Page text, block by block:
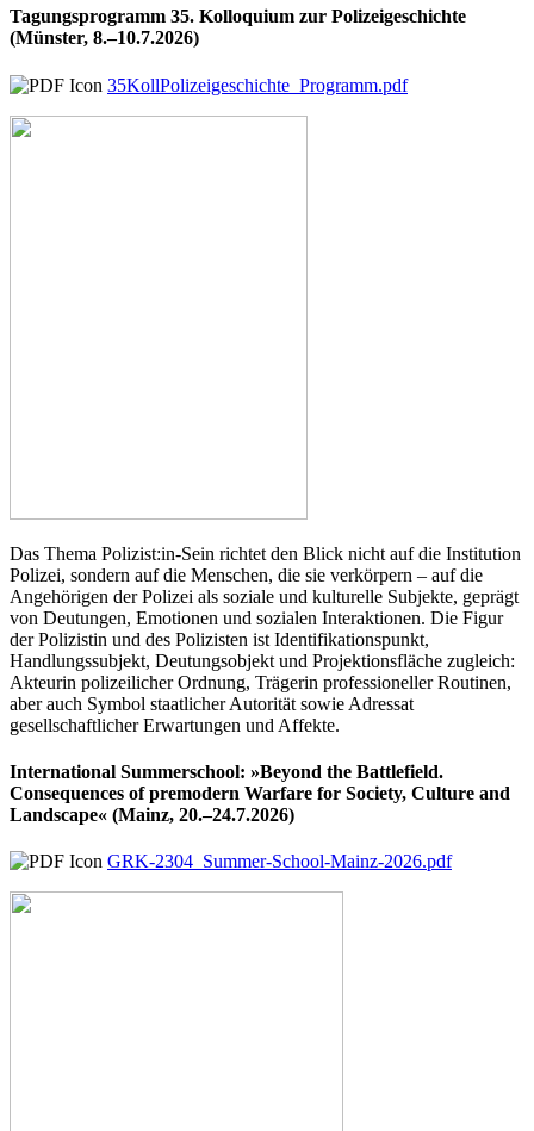
Tagungsprogramm 35. Kolloquium zur Polizeigeschichte
(Münster, 8.–10.7.2026)
35KollPolizeigeschichte_Programm.pdf
Das Thema Polizist:in-Sein richtet den Blick nicht auf die Institution
Polizei, sondern auf die Menschen, die sie verkörpern – auf die
Angehörigen der Polizei als soziale und kulturelle Subjekte, geprägt
von Deutungen, Emotionen und sozialen Interaktionen. Die Figur
der Polizistin und des Polizisten ist Identifikationspunkt,
Handlungssubjekt, Deutungsobjekt und Projektionsfläche zugleich:
Akteurin polizeilicher Ordnung, Trägerin professioneller Routinen,
aber auch Symbol staatlicher Autorität sowie Adressat
gesellschaftlicher Erwartungen und Affekte.
International Summerschool: »Beyond the Battlefield.
Consequences of premodern Warfare for Society, Culture and
Landscape« (Mainz, 20.–24.7.2026)
GRK-2304_Summer-School-Mainz-2026.pdf